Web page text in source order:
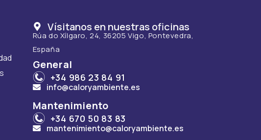
Vísitanos en nuestras oficinas
Rúa do Xílgaro, 24, 36205 Vigo, Pontevedra,
España
General
+34 986 23 84 91
info@caloryambiente.es
Mantenimiento
+34 670 50 83 83
mantenimiento@caloryambiente.es